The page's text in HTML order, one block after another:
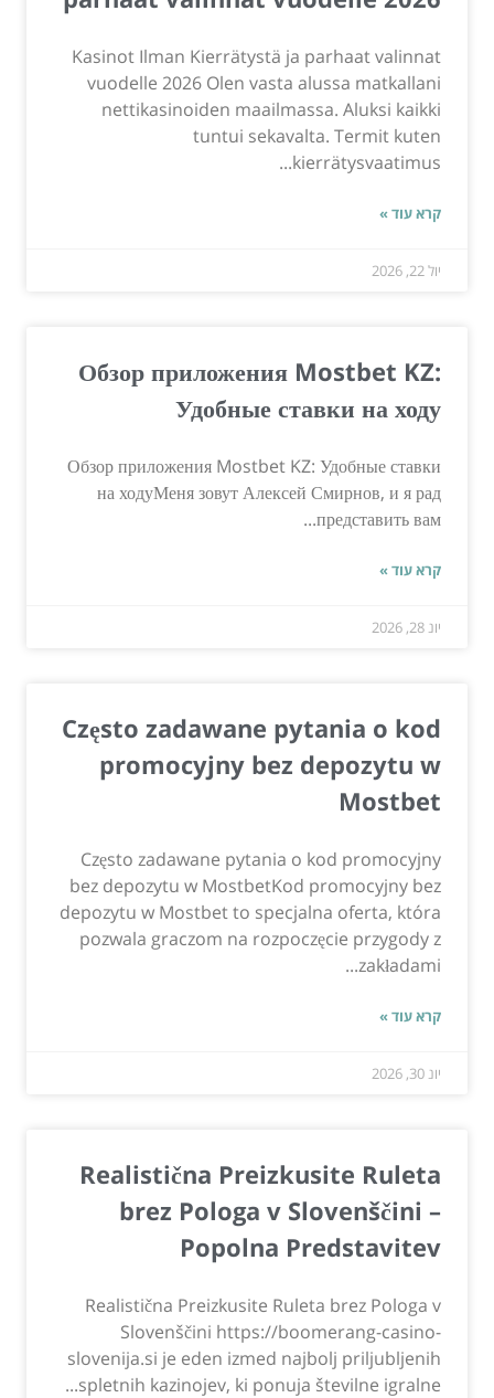
Kasinot Ilman Kierrätystä ja parhaat valinnat
vuodelle 2026 Olen vasta alussa matkallani
nettikasinoiden maailmassa. Aluksi kaikki
tuntui sekavalta. Termit kuten
kierrätysvaatimus...
קרא עוד »
יול 22, 2026
Обзор приложения Mostbet KZ:
Удобные ставки на ходу
Обзор приложения Mostbet KZ: Удобные ставки
на ходуМеня зовут Алексей Смирнов, и я рад
представить вам...
קרא עוד »
יונ 28, 2026
Często zadawane pytania o kod
promocyjny bez depozytu w
Mostbet
Często zadawane pytania o kod promocyjny
bez depozytu w MostbetKod promocyjny bez
depozytu w Mostbet to specjalna oferta, która
pozwala graczom na rozpoczęcie przygody z
zakładami...
קרא עוד »
יונ 30, 2026
Realistična Preizkusite Ruleta
brez Pologa v Slovenščini –
Popolna Predstavitev
Realistična Preizkusite Ruleta brez Pologa v
Slovenščini https://boomerang-casino-
slovenija.si je eden izmed najbolj priljubljenih
spletnih kazinojev, ki ponuja številne igralne...